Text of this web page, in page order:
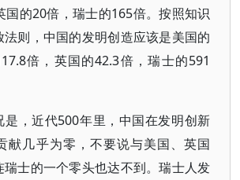
国的20倍，瑞士的165倍。按照知识
则，中国的发明创造应该是美国的
倍，英国的42.3倍，瑞士的591
是，近代500年里，中国在发明创新
献几乎为零，不要说与美国、英国
瑞士的一个零头也达不到。瑞士人发